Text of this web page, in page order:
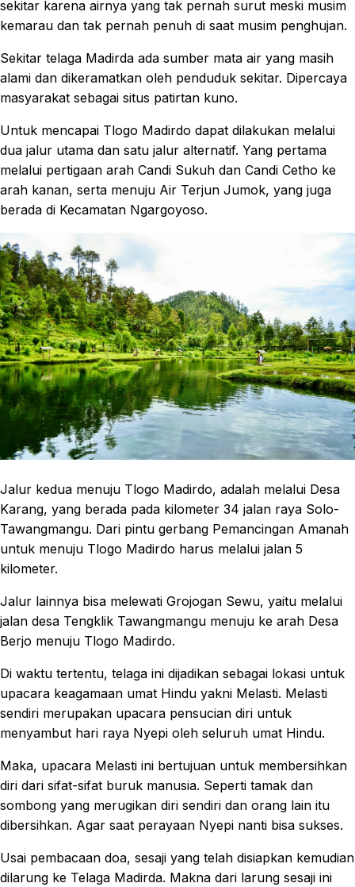
sekitar karena airnya yang tak pernah surut meski musim
kemarau dan tak pernah penuh di saat musim penghujan.
Sekitar telaga Madirda ada sumber mata air yang masih
alami dan dikeramatkan oleh penduduk sekitar. Dipercaya
masyarakat sebagai situs patirtan kuno.
Untuk mencapai Tlogo Madirdo dapat dilakukan melalui
dua jalur utama dan satu jalur alternatif. Yang pertama
melalui pertigaan arah Candi Sukuh dan Candi Cetho ke
arah kanan, serta menuju Air Terjun Jumok, yang juga
berada di Kecamatan Ngargoyoso.
Jalur kedua menuju Tlogo Madirdo, adalah melalui Desa
Karang, yang berada pada kilometer 34 jalan raya Solo-
Tawangmangu. Dari pintu gerbang Pemancingan Amanah
untuk menuju Tlogo Madirdo harus melalui jalan 5
kilometer.
Jalur lainnya bisa melewati Grojogan Sewu, yaitu melalui
jalan desa Tengklik Tawangmangu menuju ke arah Desa
Berjo menuju Tlogo Madirdo.
Di waktu tertentu, telaga ini dijadikan sebagai lokasi untuk
upacara keagamaan umat Hindu yakni Melasti. Melasti
sendiri merupakan upacara pensucian diri untuk
menyambut hari raya Nyepi oleh seluruh umat Hindu.
Maka, upacara Melasti ini bertujuan untuk membersihkan
diri dari sifat-sifat buruk manusia. Seperti tamak dan
sombong yang merugikan diri sendiri dan orang lain itu
dibersihkan. Agar saat perayaan Nyepi nanti bisa sukses.
Usai pembacaan doa, sesaji yang telah disiapkan kemudian
dilarung ke Telaga Madirda. Makna dari larung sesaji ini